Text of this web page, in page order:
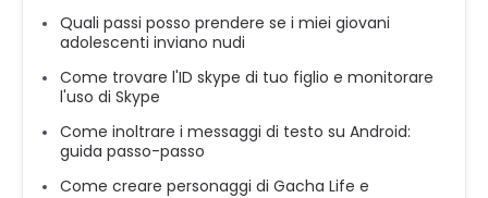
Quali passi posso prendere se i miei giovani
adolescenti inviano nudi
Come trovare l'ID skype di tuo figlio e monitorare
l'uso di Skype
Come inoltrare i messaggi di testo su Android:
guida passo-passo
Come creare personaggi di Gacha Life e